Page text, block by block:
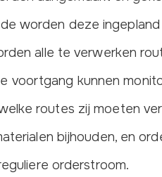
worden deze
alle te verwerken
voortgang kunnen
routes zij moeten
bijhouden, en
orderstroom.